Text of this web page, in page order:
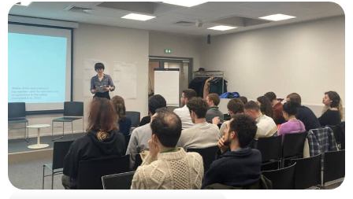
UPE – Grand Prix de la Communication Extérieure